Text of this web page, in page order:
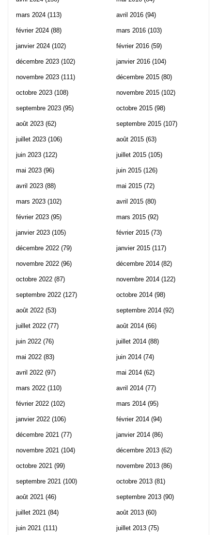
mars 2024 (113)
février 2024 (88)
janvier 2024 (102)
décembre 2023 (102)
novembre 2023 (111)
octobre 2023 (108)
septembre 2023 (95)
août 2023 (62)
juillet 2023 (106)
juin 2023 (122)
mai 2023 (96)
avril 2023 (88)
mars 2023 (102)
février 2023 (95)
janvier 2023 (105)
décembre 2022 (79)
novembre 2022 (96)
octobre 2022 (87)
septembre 2022 (127)
août 2022 (53)
juillet 2022 (77)
juin 2022 (76)
mai 2022 (83)
avril 2022 (97)
mars 2022 (110)
février 2022 (102)
janvier 2022 (106)
décembre 2021 (77)
novembre 2021 (104)
octobre 2021 (99)
septembre 2021 (100)
août 2021 (46)
juillet 2021 (84)
juin 2021 (111)
avril 2016 (94)
mars 2016 (103)
février 2016 (59)
janvier 2016 (104)
décembre 2015 (80)
novembre 2015 (102)
octobre 2015 (98)
septembre 2015 (107)
août 2015 (63)
juillet 2015 (105)
juin 2015 (126)
mai 2015 (72)
avril 2015 (80)
mars 2015 (92)
février 2015 (73)
janvier 2015 (117)
décembre 2014 (82)
novembre 2014 (122)
octobre 2014 (98)
septembre 2014 (92)
août 2014 (66)
juillet 2014 (88)
juin 2014 (74)
mai 2014 (62)
avril 2014 (77)
mars 2014 (95)
février 2014 (94)
janvier 2014 (86)
décembre 2013 (62)
novembre 2013 (86)
octobre 2013 (81)
septembre 2013 (90)
août 2013 (60)
juillet 2013 (75)